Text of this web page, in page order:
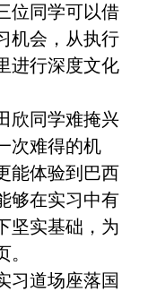
位同学可以借
机会，从执行
进行深度文化
同学难掩兴
次难得的机
能体验到巴西
够在实习中有
坚实基础，为
道场座落国